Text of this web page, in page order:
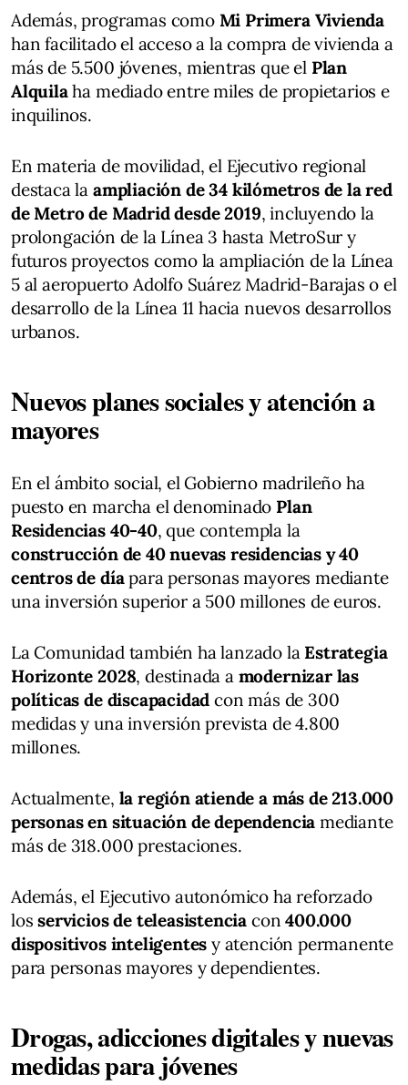
Además, programas comoMi Primera Vivienda
han facilitado el acceso a la compra de vivienda a
más de 5.500 jóvenes, mientras que el Plan
Alquilaha mediado entre miles de propietarios e
inquilinos.
En materia de movilidad, el Ejecutivo regional
destaca la ampliación de 34 kilómetros de la red
de Metro de Madrid desde 2019, incluyendo la
prolongación de la Línea 3 hasta MetroSur y
futuros proyectos como la ampliación de la Línea
5 al aeropuerto Adolfo Suárez Madrid-Barajas o el
desarrollo de la Línea 11 hacia nuevos desarrollos
urbanos.
Nuevos planes sociales y atención a
mayores
En el ámbito social, el Gobierno madrileño ha
puesto en marcha el denominado Plan
Residencias 40-40, que contempla la
construcción de 40 nuevas residencias y 40
centros de díapara personas mayores mediante
una inversión superior a 500 millones de euros.
La Comunidad también ha lanzado la Estrategia
Horizonte 2028, destinada a modernizar las
políticas de discapacidadcon más de 300
medidas y una inversión prevista de 4.800
millones.
Actualmente, la región atiende a más de 213.000
personas en situación de dependencia mediante
más de 318.000 prestaciones.
Además, el Ejecutivo autonómico ha reforzado
losservicios de teleasistencia con400.000
dispositivos inteligentes y atención permanente
para personas mayores y dependientes.
Drogas, adicciones digitales y nuevas
medidas para jóvenes